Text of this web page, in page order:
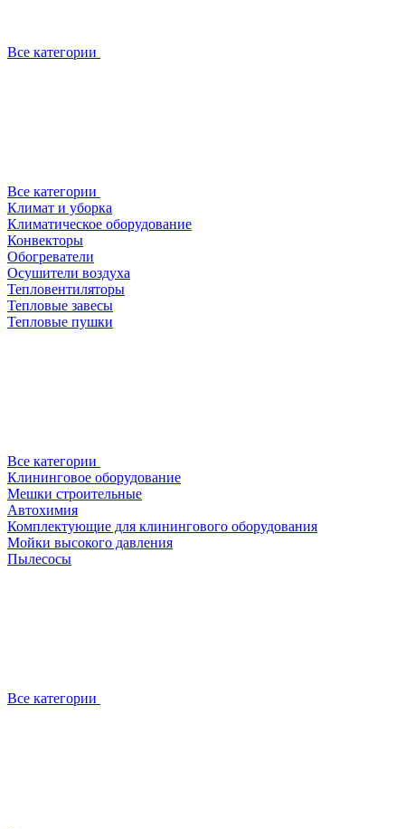
Все категории
Все категории
Климат и уборка
Климатическое оборудование
Конвекторы
Обогреватели
Осушители воздуха
Тепловентиляторы
Тепловые завесы
Тепловые пушки
Все категории
Клининговое оборудование
Мешки строительные
Автохимия
Комплектующие для клинингового оборудования
Мойки высокого давления
Пылесосы
Все категории